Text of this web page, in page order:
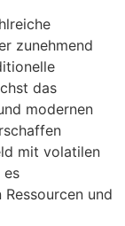
zunehmend
das
modernen
mit volatilen
es
und